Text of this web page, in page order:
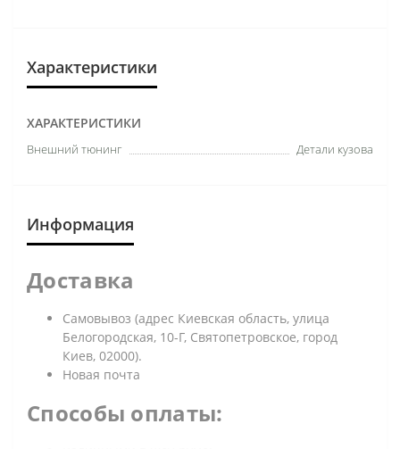
Характеристики
ХАРАКТЕРИСТИКИ
Внешний тюнинг Детали кузова
Информация
Доставка
Самовывоз (адрес Киевская область, улица
Белогородская, 10-Г, Святопетровское, город
Киев, 02000).
Новая почта
Способы оплаты: